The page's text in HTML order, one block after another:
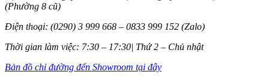
(Phường 8 cũ)
Điện thoại: (0290) 3 999 668 – 0833 999 152 (Zalo)
Thời gian làm việc: 7:30 – 17:30| Thứ 2 – Chủ nhật
Bản đồ chỉ đường đến Showroom tại đây